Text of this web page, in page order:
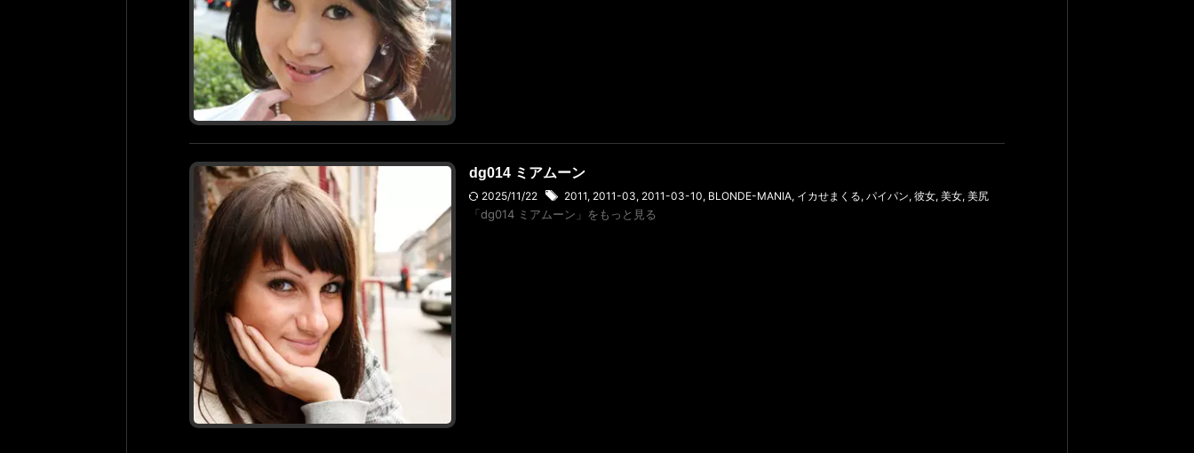
dg014 ミアムーン
2025/11/22 2011, 2011-03, 2011-03-10, BLONDE-MANIA, イカせまくる, パイパン, 彼女, 美女, 美尻
「dg014 ミアムーン」をもっと見る